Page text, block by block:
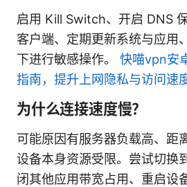
启用 Kill Switch、开启 DNS
客户端、定期更新系统与应用
下进行敏感操作。 快喵vpn安
指南，提升上网隐私与访问速
为什么连接速度慢？
可能原因有服务器负载高、距
设备本身资源受限。尝试切换
闭其他应用带宽占用、重启设备